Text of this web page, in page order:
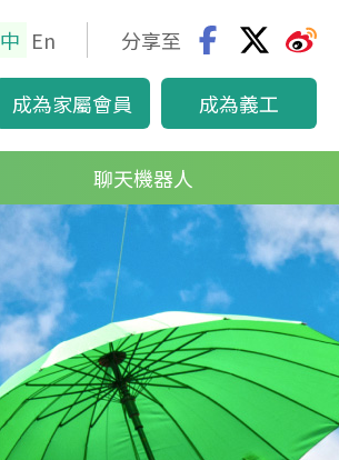
En
glis
h
中 分享至
成為家屬會員 成為義工
聊天機器人